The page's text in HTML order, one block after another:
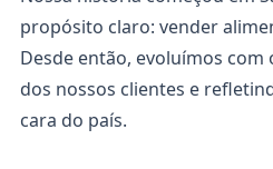
propósito claro: vender
Desde então, evoluímos com
dos nossos clientes e
cara do país.